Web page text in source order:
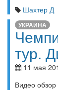
Шахтер Д
УКРАИНА
тур.
11 мая
Видео обзор